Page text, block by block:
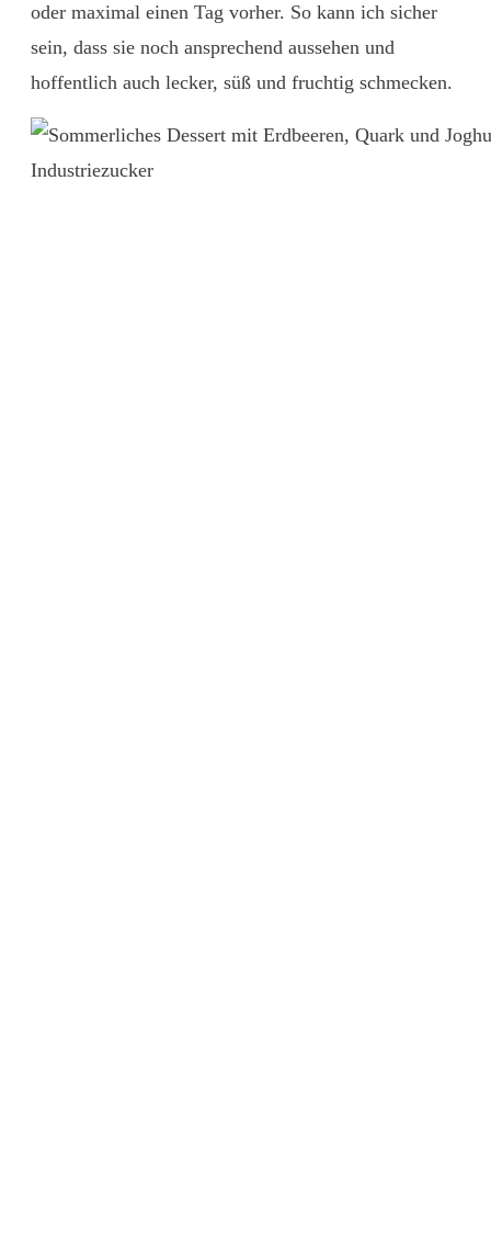
oder maximal einen Tag vorher. So kann ich sicher
sein, dass sie noch ansprechend aussehen und
hoffentlich auch lecker, süß und fruchtig schmecken.